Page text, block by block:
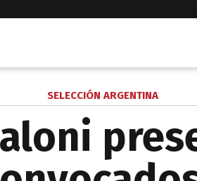
SELECCIÓN ARGENTINA